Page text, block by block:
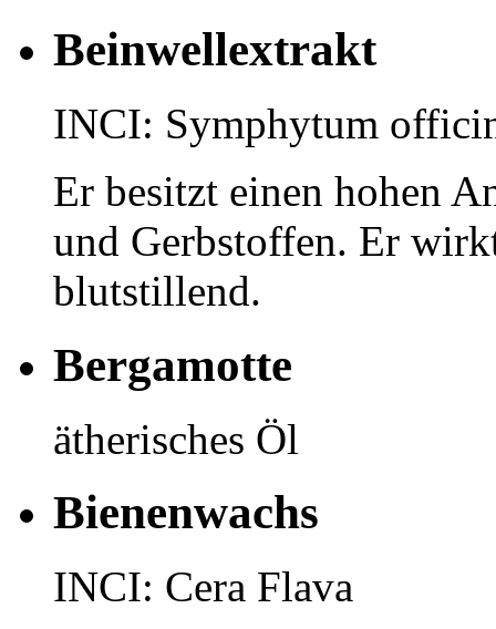
Beinwellextrakt
INCI: Symphytum
Er besitzt einen hohen
und Gerbstoffen. Er
blutstillend.
Bergamotte
ätherisches Öl
Bienenwachs
INCI: Cera Flava